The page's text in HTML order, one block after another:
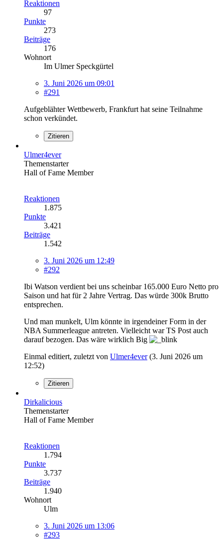
Reaktionen
97
Punkte
273
Beiträge
176
Wohnort
Im Ulmer Speckgürtel
3. Juni 2026 um 09:01
#291
Aufgeblähter Wettbewerb, Frankfurt hat seine Teilnahme
schon verkündet.
Zitieren
Ulmer4ever
Themenstarter
Hall of Fame Member
Reaktionen
1.875
Punkte
3.421
Beiträge
1.542
3. Juni 2026 um 12:49
#292
Ibi Watson verdient bei uns scheinbar 165.000 Euro Netto pro
Saison und hat für 2 Jahre Vertrag. Das würde 300k Brutto
entsprechen.
Und man munkelt, Ulm könnte in irgendeiner Form in der
NBA Summerleague antreten. Vielleicht war TS Post auch
darauf bezogen. Das wäre wirklich Big
Einmal editiert, zuletzt von Ulmer4ever(3. Juni 2026 um
12:52)
Zitieren
Dirkalicious
Themenstarter
Hall of Fame Member
Reaktionen
1.794
Punkte
3.737
Beiträge
1.940
Wohnort
Ulm
3. Juni 2026 um 13:06
#293